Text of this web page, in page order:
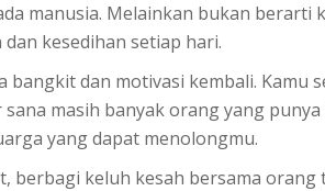
manusia. Melainkan bukan
kesedihan setiap hari.
bangkit dan motivasi kembali.
masih banyak orang yang
yang dapat menolongmu.
berbagi keluh kesah bersama